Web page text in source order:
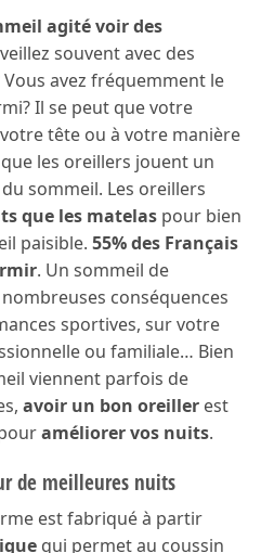
agité voir des
souvent avec des
Vous avez fréquemment le
Il se peut que votre
tête ou à votre manière
les oreillers jouent un
sommeil. Les oreillers
que les matelas pour bien
paisible. 55% des Français
. Un sommeil de
conséquences
sportives, sur votre
ou familiale… Bien
viennent parfois de
avoir un bon oreiller est
améliorer vos nuits.
de meilleures nuits
est fabriqué à partir
qui permet au coussin